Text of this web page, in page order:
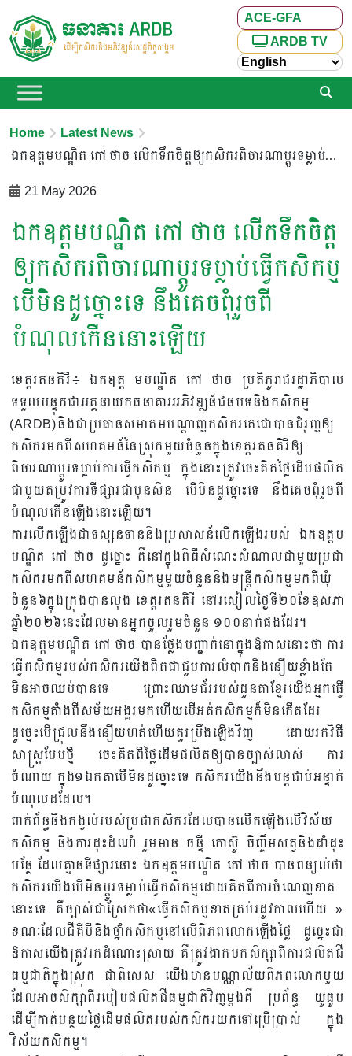
ACE-GFA
ARDB TV
Home
Latest News
ឯកឧត្តមបណ្ឌិត កៅ ថាច លើកទឹកចិត្តឲ្យកសិករពិចារណាប្តូរទម្លាប់ធ្វើកសិកម្ម បើមិនដូច្នោះទេ នឹងគេចពុំរួចពីបំណុលកេីននោះឡើយ
21 May 2026
ឯកឧត្តមបណ្ឌិត កៅ ថាច លើកទឹកចិត្ត
ឲ្យកសិករពិចារណាប្តូរទម្លាប់ធ្វើកសិកម្ម
បើមិនដូច្នោះទេ នឹងគេចពុំរួចពី
បំណុលកេីននោះឡើយ
ខេត្តរតនគិរី៖ ឯកឧត្ត មបណ្ឌិត កៅ ថាច ប្រតិភូរាជរដ្ឋាភិបាល
ទទួលបន្ទុកជាអគ្គនាយកធនាគារអភិវឌ្ឍន៍ជនបទនិងកសិកម្ម
(ARDB)និងជាប្រធានសមាគមបណ្តាញកសិករតេជោបានជំរុញឲ្យ
កសិករមកពីសហគមន៍នៃស្រុកមួយចំនួនក្នុងខេត្តរតនគិរីឲ្យ
ពិចារណាប្តូរទម្លាប់ការធ្វើកសិកម្ម ក្នុងនោះត្រូវចេះគិតថ្លៃដើមផលិត
ជាមួយតម្រូវការទីផ្សារជាមុនសិន បើមិនដូច្នោះទេ នឹងគេចពុំរួចពី
បំណុលកេីនឡេីងនោះឡើយ។
ការលើកឡើងជាទស្សនទាននិងប្រសាសន៍លើកឡើងរបស់ ឯកឧត្តម
បណ្ឌិត កៅ ថាច ដូច្នោះ គឺនៅក្នុងពិធីសំណេះសំណាលជាមួយប្រជា
កសិករមកពីសហគមន៍កសិកម្មមួយចំនួននិងមន្រ្តីកសិកម្មមកពីឃុំ
ចំនួន៦ក្នុងក្រុងបានលុង ខេត្តរតនគិរី នៅរសៀលថ្ងៃទី២០ខែឧសភា
ឆ្នាំ២០២៦នេះដែលមានអ្នកចូលរួមចំនួន ១០០នាក់ផងដែរ។
ឯកឧត្តមបណ្ឌិត កៅ ថាច បានថ្លែងបញ្ជាក់នៅក្នុងឱកាសនោះថា ការ
ធ្វើកសិកម្មរបស់កសិករយើងពិតជាជួបការលំបាកនិងនឿយខ្លាំងតែ
មិនអាចឈប់បានទេ ព្រោះឈាមជ័ររបស់ដូនតាខ្មែរយើងអ្នកធ្វើ
កសិកម្មតាំងពីសម័យអង្គរមកហើយបើអត់កសិកម្មក៏មិនកើតដែរ
ដូច្នេះបើជ្រុលនឹងនឿយហត់ហើយគួរប្រឹងឡើងវិញ ដោយរកវិធី
សាស្រ្តបែបថ្មី ចេះគិតពីថ្លៃដើមផលិតឲ្យបានច្បាស់លាស់ ការ
ចំណាយ ក្នុង១ឯកតាបើមិនដូច្នោះទេ កសិករយើងនឹងបន្តជាប់អន្ទាក់
បំណុលដដែល។
ពាក់ព័ន្ធនិងកង្វល់របស់ប្រជាកសិករដែលបានលើកឡើងលើវិស័យ
កសិកម្ម និងការដុះដំណាំ រួមមាន ចន្ទី កោស៊ូ ចិញ្ចឹមសត្វនិងដាំដុះ
បន្លែ ដែលគ្មានទីផ្សារនោះ ឯកឧត្តមបណ្ឌិត កៅ ថាច បានពន្យល់ថា
កសិករយើងបើមិនប្តូរទម្លាប់ធ្វើកសិកម្មដោយគិតពីការចំណេញខាត
នោះទេ គឺច្បាស់ជាស្រែកថា«ធ្វើកសិកម្មខាតគ្រប់រដូវកាលហើយ »
ខណៈដែលជីគីមីនិងថ្នាំកសិកម្មនៅលើពិភពលោកឡើងថ្លៃ ដូច្នេះជា
ឱកាសយើងត្រូវរកដំណោះស្រាយ គឺត្រូវងាកមកសិក្សាពីការផលិតជី
ធម្មជាតិក្នុងស្រុក ជាពិសេស យើងមានបណ្ណាល័យពិភពលោកមួយ
ដែលអាចសិក្សាពីរបៀបផលិតជីធម្មជាតិវិញម្តងគឺ ប្រព័ន្ធ យូធូប
ដើម្បីកាត់បន្ថយថ្លៃដើមផលិតរបស់កសិករយកទៅប្រើប្រាស់ ក្នុង
វិស័យកសិកម្ម។